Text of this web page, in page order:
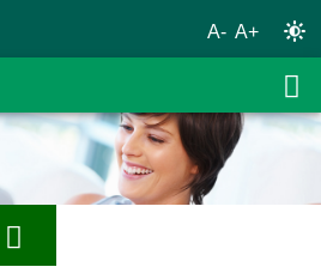
A- A+